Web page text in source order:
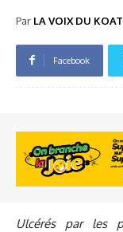
Par LA VOIX DU KOAT
Facebook
Ulcérés par les